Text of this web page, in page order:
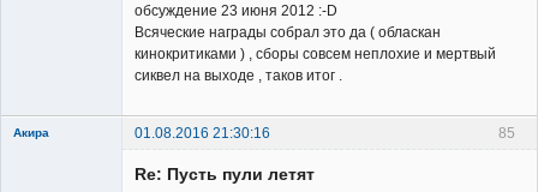
обсуждение 23 июня 2012 :-D
Всяческие награды собрал это да ( обласкан
кинокритиками ) , сборы совсем неплохие и мертвый
сиквел на выходе , таков итог .
85
Акира 01.08.2016 21:30:16
Re: Пусть пули летят